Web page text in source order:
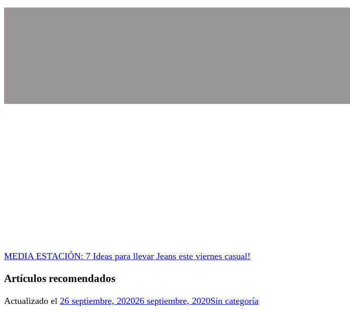
MEDIA ESTACIÓN: 7 Ideas para llevar Jeans este viernes casual!
Artículos recomendados
Actualizado el 26 septiembre, 202026 septiembre, 2020Sin categoría